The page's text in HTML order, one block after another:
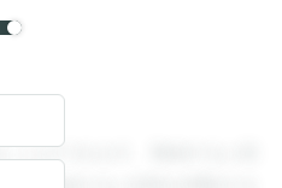
とができます。登録すると回